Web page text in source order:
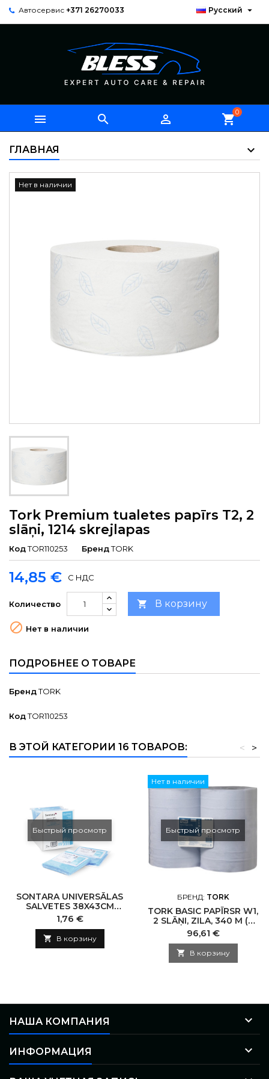
Автосервис +371 26270033 Русский 
   shopping_cart0
ГЛАВНАЯ
Нет в наличии
Tork Premium tualetes papīrs T2, 2
slāņi, 1214 skrejlapas
КодTOR110253 БрендTORK
14,85 € С НДС
Количество  В корзину
 Нет в наличии
ПОДРОБНЕЕ О ТОВАРЕ
БрендTORK
КодTOR110253
В ЭТОЙ КАТЕГОРИИ 16 ТОВАРОВ: >
<
Быстрый просмотр
SONTARA UNIVERSĀLAS
SALVETES 38X43CM
(12GB.)
Цена
1,76 €
 В корзину
Нет в наличии
Быстрый просмотр
БРЕНД: TORK
TORK BASIC PAPĪRSR W1,
2 SLĀŅI, ZILA, 340 M (2
RUĻĻI)
Цена
96,61 €
 В корзину
НАША КОМПАНИЯ 
ИНФОРМАЦИЯ 